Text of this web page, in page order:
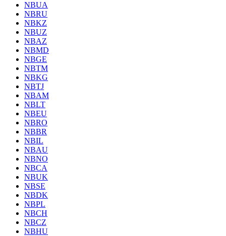
NBUA
NBRU
NBKZ
NBUZ
NBAZ
NBMD
NBGE
NBTM
NBKG
NBTJ
NBAM
NBLT
NBEU
NBRO
NBBR
NBIL
NBAU
NBNO
NBCA
NBUK
NBSE
NBDK
NBPL
NBCH
NBCZ
NBHU